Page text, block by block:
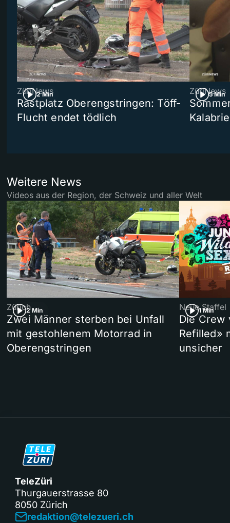
2 Min
ZüriNews
Rastplatz Oberengstringen: Töff-
Flucht endet tödlich
5 Min
ZüriNews
Weitere News
Videos aus der Region, der Schweiz und aller Welt
2 Min
Zürich
Zwei Männer sterben bei Unfall
mit gestohlenem Motorrad in
Oberengstringen
1 Min
Neue Staffel
Die Crew
Refilled»
unsicher
TeleZüri
Thurgauerstrasse 80
8050 Zürich
redaktion@telezueri.ch